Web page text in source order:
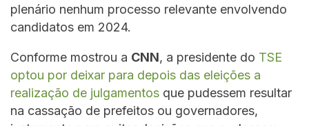
plenário nenhum processo relevante envolvendo
candidatos em 2024.
Conforme mostrou a CNN, a presidente do TSE
optou por deixar para depois das eleições a
realização de julgamentos que pudessem resultar
na cassação de prefeitos ou governadores,